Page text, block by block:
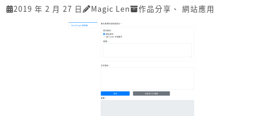
2019 年 2 月 27 日 Magic Len 作品分享 、 網站應用